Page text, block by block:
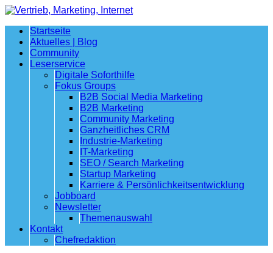
Startseite
Aktuelles | Blog
Community
Leserservice
Digitale Soforthilfe
Fokus Groups
B2B Social Media Marketing
B2B Marketing
Community Marketing
Ganzheitliches CRM
Industrie-Marketing
IT-Marketing
SEO / Search Marketing
Startup Marketing
Karriere & Persönlichkeitsentwicklung
Jobboard
Newsletter
Themenauswahl
Kontakt
Chefredaktion